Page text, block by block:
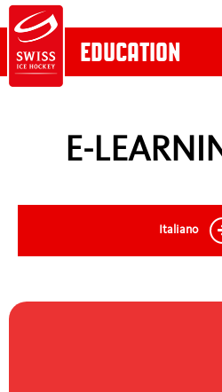
EDUCATION
EDUCATION
Swissmadehockey
Webinaires / Workshops
Trainerbildung
E-
Italiano